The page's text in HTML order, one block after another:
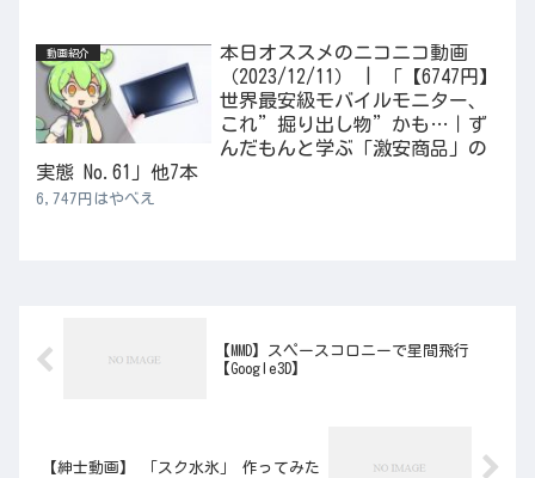
動画紹介
本日オススメのニコニコ動画
（2023/12/11） | 「【6747円】
世界最安級モバイルモニター、
これ”掘り出し物”かも…｜ず
んだもんと学ぶ「激安商品」の
実態 No.61」他7本
6,747円はやべえ
【MMD】スペースコロニーで星間飛行
【Google3D】
【紳士動画】 「スク水氷」 作ってみた